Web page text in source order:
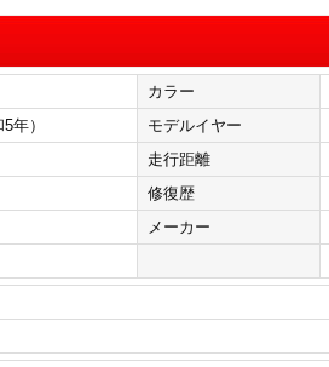
カラー
年） モデルイヤー
走行距離
修復歴
メーカー